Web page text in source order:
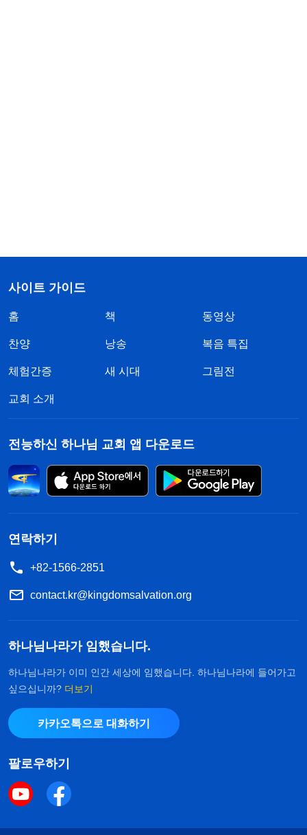
사이트 가이드
홈 책 동영상
찬양 낭송 복음 특집
체험간증 새 시대 그림전
교회 소개
전능하신 하나님 교회 앱 다운로드
연락하기
+82-1566-2851
contact.kr@kingdomsalvation.org
하나님나라가 임했습니다.
하나님나라가 이미 인간 세상에 임했습니다. 하나님나라에 들어가고
싶으십니까? 더보기
카카오톡으로 대화하기
팔로우하기